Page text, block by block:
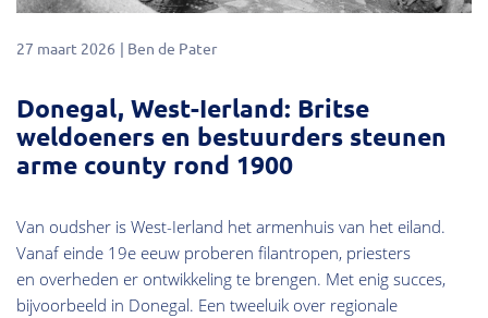
27 maart 2026 Ben de Pater
Donegal, West-Ierland: Britse
weldoeners en bestuurders steunen
arme county rond 1900
Van oudsher is West-Ierland het armenhuis van het eiland.
Vanaf einde 19e eeuw proberen filantropen, priesters
en overheden er ontwikkeling te brengen. Met enig succes,
bijvoorbeeld in Donegal. Een tweeluik over regionale